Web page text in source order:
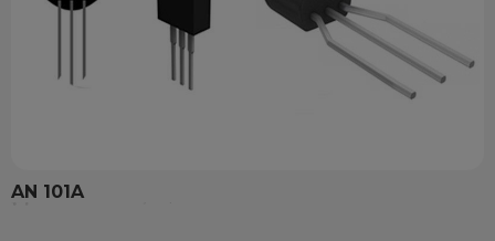
AN 101A